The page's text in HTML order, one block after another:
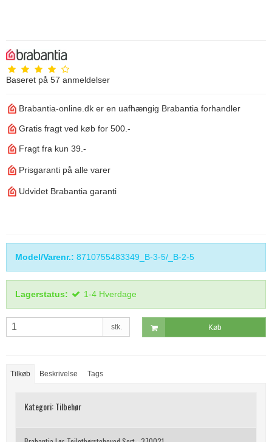
Baseret på 57 anmeldelser
Brabantia-online.dk er en uafhængig Brabantia forhandler
Gratis fragt ved køb for 500.-
Fragt fra kun 39.-
Prisgaranti på alle varer
Udvidet Brabantia garanti
Model/Varenr.: 8710755483349_B-3-5/_B-2-5
Lagerstatus: 1-4 Hverdage
stk. Køb
Tilkøb Beskrivelse Tags
Kategori:Tilbehør